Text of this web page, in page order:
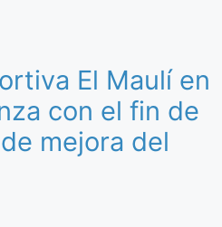
El Maulí en
con el fin de
mejora del